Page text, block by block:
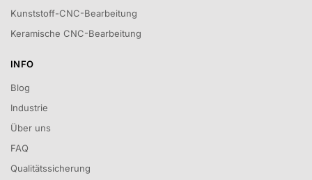
Kunststoff-CNC-Bearbeitung
Keramische CNC-Bearbeitung
INFO
Blog
Industrie
Über uns
FAQ
Qualitätssicherung